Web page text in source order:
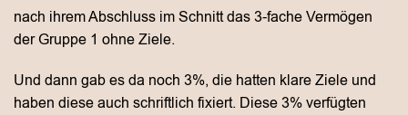
nach ihrem Abschluss im Schnitt das 3-fache Vermögen
der Gruppe 1 ohne Ziele.
Und dann gab es da noch 3%, die hatten klare Ziele und
haben diese auch schriftlich fixiert. Diese 3% verfügten